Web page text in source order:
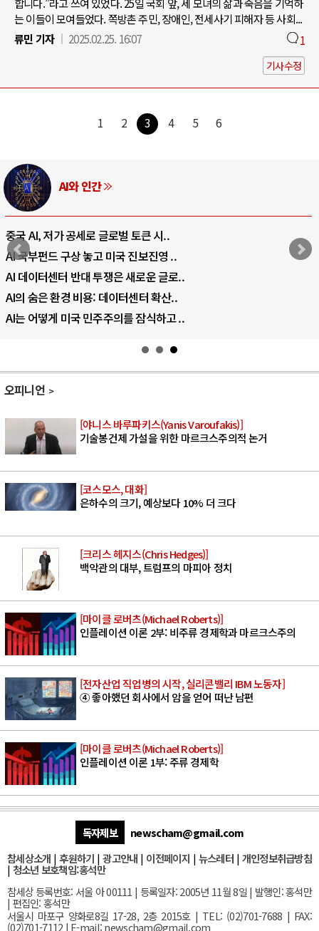
는 이들이 모여들었다. 쪽방촌 주민, 장애인, 전세사기 피해자 등 사회...
류민 기자
2025.02.25. 16:07 1
기사수정
1 2 3 4 5 6
AI와 인간
중국 AI, 저가 공세로 글로벌 토큰 시..
AI 국부펀드 구상 놓고 미국 진보진영 ..
AI 데이터센터 반대 투쟁은 새로운 글로..
AI의 숨은 환경 비용: 데이터센터 확산..
AI는 어떻게 미국 민주주의를 잠식하고 ..
오피니언
[야니스 바루파키스(Yanis Varoufakis)]
기술봉건제 가설을 위한 마르크스주의적 논거
[코스모스, 대화]
은하수의 크기, 예상보다 10% 더 크다
[크리스 헤지스(Chris Hedges)]
백악관의 대부, 트럼프의 마피아 정치
[마이클 로버츠(Michael Roberts)]
인플레이션 이론 2부: 비주류 경제학과 마르크스주의
[전자산업 직업병의 시작, 실리콘밸리 IBM 노동자]
④ 좋아했던 회사에서 암을 얻어 떠난 남편
[마이클 로버츠(Michael Roberts)]
인플레이션 이론 1부: 주류 경제학
독자제보
newscham@gmail.com
참세상소개 | 후원하기 |광고안내 | 이전페이지 | 뉴스레터| 개인정보취급방침
| 청소년 보호책임:홍석만
참세상 등록번호: 서울 아 00111 | 등록일자: 2005년 11월 8일 | 발행인: 홍석만
| 편집인: 홍석만
서울시 마포구 양화로8길 17-28, 2층 2015호| TEL: (02)701-7688 | FAX:
(02)701-7112 | E-mail:newscham@gmail.com